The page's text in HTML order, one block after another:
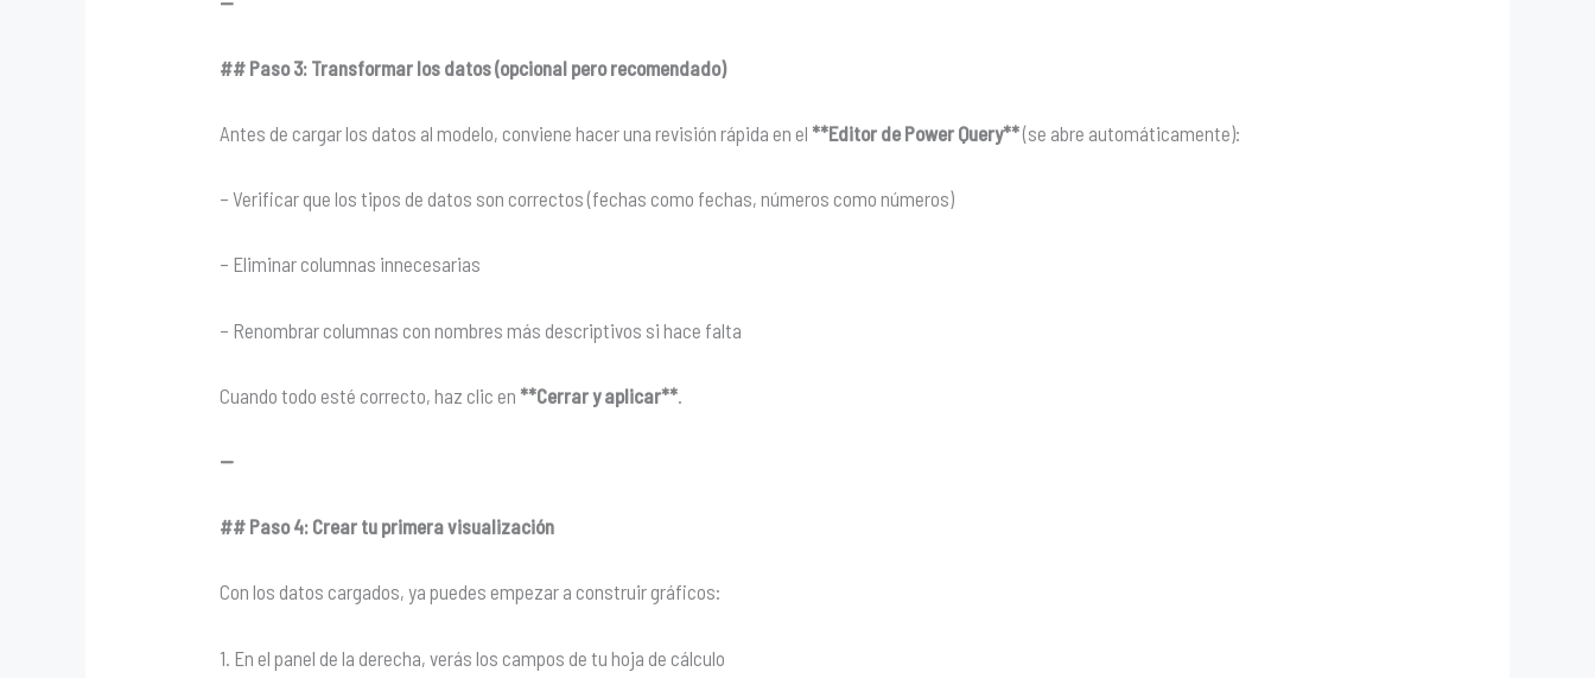
## Paso 3: Transformar los datos (opcional pero recomendado)
Antes de cargar los datos al modelo, conviene hacer una revisión rápida en el **Editor de Power Query**(se abre automáticamente):
– Verificar que los tipos de datos son correctos (fechas como fechas, números como números)
– Eliminar columnas innecesarias
– Renombrar columnas con nombres más descriptivos si hace falta
Cuando todo esté correcto, haz clic en **Cerrar y aplicar**
—
## Paso 4: Crear tu primera visualización
Con los datos cargados, ya puedes empezar a construir gráficos:
1. En el panel de la derecha, verás los campos de tu hoja de cálculo